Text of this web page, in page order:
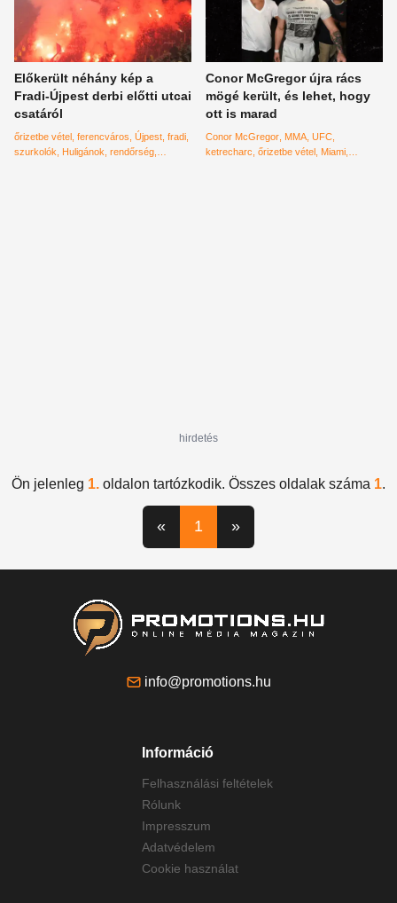
Előkerült néhány kép a
Fradi-Újpest derbi előtti utcai
csatáról
őrizetbe vétel ferencváros Újpest fradi
szurkolók
Huligánok rendőrség
Conor McGregor újra rács
mögé került, és lehet, hogy
ott is marad
Conor McGregor MMA UFC
ketrecharc őrizetbe vétel Miami
hirdetés
Ön jelenleg 1. oldalon tartózkodik. Összes oldalak száma 1.
« 1 »
info@promotions.hu
Információ
Felhasználási feltételek
Rólunk
Impresszum
Adatvédelem
Cookie használat